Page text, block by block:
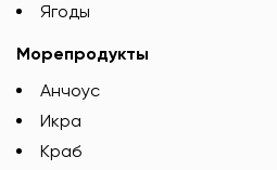
Ягоды
Морепродукты
Анчоус
Икра
Краб